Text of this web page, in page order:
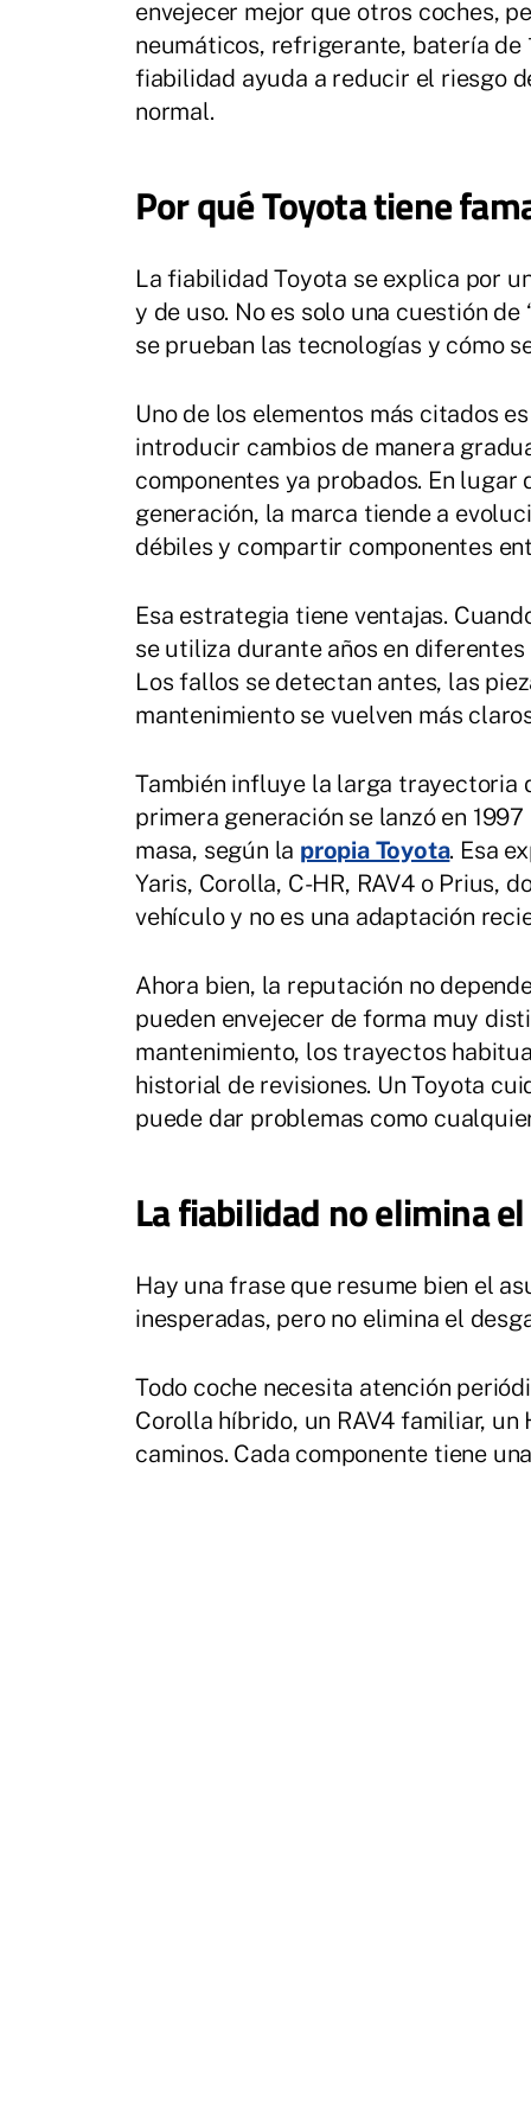
envejecer mejor que otros coches,
neumáticos, refrigerante, batería de
fiabilidad ayuda a reducir el riesgo
normal.
Por qué Toyota tiene
La fiabilidad Toyota se explica por
y de uso. No es solo una cuestión de
se prueban las tecnologías y cómo
Uno de los elementos más citados
introducir cambios de manera
componentes ya probados. En
generación, la marca tiende a
débiles y compartir componentes
Esa estrategia tiene ventajas.
se utiliza durante años en
Los fallos se detectan antes, las
mantenimiento se vuelven más
También influye la larga trayectoria
primera generación se lanzó en
masa, según la propia Toyota. Esa
Yaris, Corolla, C-HR, RAV4 o Prius,
vehículo y no es una adaptación
Ahora bien, la reputación no
pueden envejecer de forma muy
mantenimiento, los trayectos
historial de revisiones. Un Toyota
puede dar problemas como
La fiabilidad no elimina
Hay una frase que resume bien el
inesperadas, pero no elimina el
Todo coche necesita atención
Corolla híbrido, un RAV4 familiar,
caminos. Cada componente tiene